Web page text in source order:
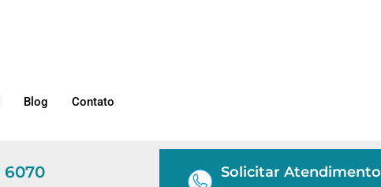
Blog Contato
6070 Solicitar Atendimento